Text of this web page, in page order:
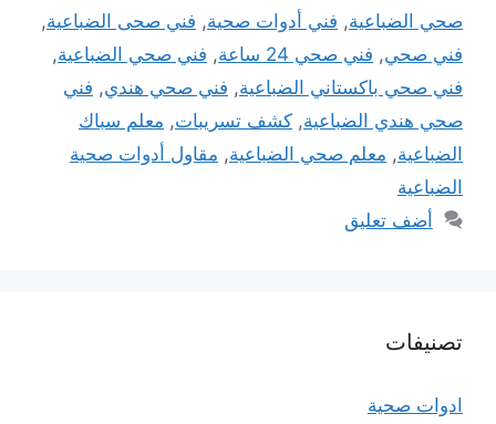
صحي الضباعية, فني أدوات صحية, فني صحى الضباعية,
فني صحي, فني صحي 24 ساعة , فني صحي الضباعية,
فني صحي باكستاني الضباعية, فني صحي هندي, فني
صحي هندي الضباعية, كشف تسريبات, معلم سباك
الضباعية, معلم صحي الضباعية, مقاول أدوات صحية
الضباعية
أضف تعليق
تصنيفات
ادوات صحية